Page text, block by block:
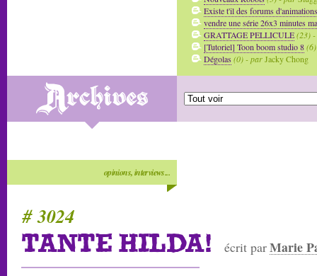
Existe t'il des forums d'animations
vendre une série 26x3 minutes
GRATTAGE PELLICULE(23)
[Tutoriel] Toon boom studio 8
Dégolas(0) - parJacky Chong
opinions, interviews...
# 3024
TANTE HILDA! écrit parMarie